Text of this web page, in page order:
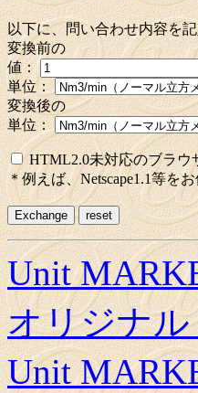
以下に、問い合わせ内容を
変換前の
値：
単位：
変換後の
単位：
HTML2.0未対応のブラウ
＊例えば、Netscape1.1等を
Unit
オリジナ
Unit